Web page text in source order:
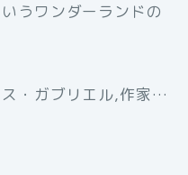
うワンダーランドの
・ガブリエル,作家…